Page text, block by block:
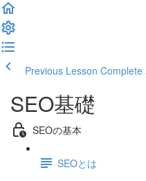
Previous Lesson Complete
SEO基礎
SEOの基本
SEOとは